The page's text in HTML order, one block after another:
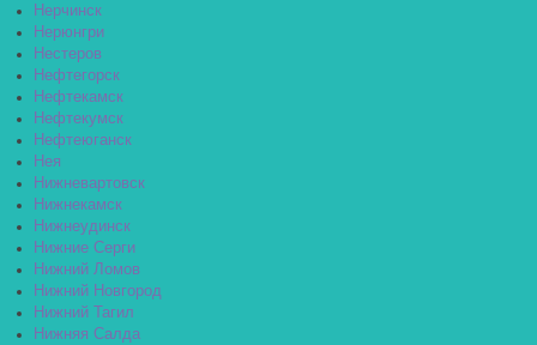
Нерчинск
Нерюнгри
Нестеров
Нефтегорск
Нефтекамск
Нефтекумск
Нефтеюганск
Нея
Нижневартовск
Нижнекамск
Нижнеудинск
Нижние Серги
Нижний Ломов
Нижний Новгород
Нижний Тагил
Нижняя Салда